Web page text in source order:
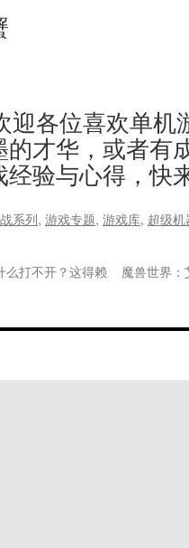
迎各位喜欢单
才华，或者有
验与心得，快
系列, 游戏专题, 游戏库, 超级
么打不开？这得赖
魔兽世界